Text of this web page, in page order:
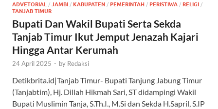
ADVETORIAL / JAMBI / KABUPATEN / PEMERINTAH / PERISTIWA / RELIGI /
TANJAB TIMUR
Bupati Dan Wakil Bupati Serta Sekda
Tanjab Timur Ikut Jemput Jenazah Kajari
Hingga Antar Kerumah
24 April 2025 - by Redaksi
Detikbrita.id|Tanjab Timur- Bupati Tanjung Jabung Timur
(Tanjabtim), Hj. Dillah Hikmah Sari, ST didampingi Wakil
Bupati Muslimin Tanja, S.Th.I., M.Si dan Sekda H.Sapril, S.IP